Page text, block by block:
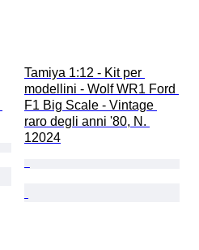
Tamiya 1:12 - Kit per
modellini - Wolf WR1 Ford
F1 Big Scale - Vintage
raro degli anni '80, N.
12024